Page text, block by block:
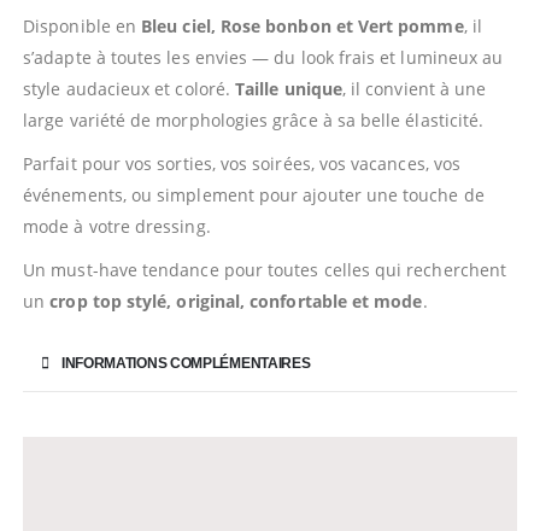
Disponible en Bleu ciel, Rose bonbon et Vert pomme, il
s’adapte à toutes les envies — du look frais et lumineux au
style audacieux et coloré.Taille unique, il convient à une
large variété de morphologies grâce à sa belle élasticité.
Parfait pour vos sorties, vos soirées, vos vacances, vos
événements, ou simplement pour ajouter une touche de
mode à votre dressing.
Un must-have tendance pour toutes celles qui recherchent
uncrop top stylé, original, confortable et mode.
INFORMATIONS COMPLÉMENTAIRES